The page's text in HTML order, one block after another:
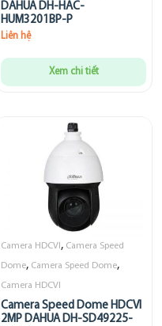
DAHUA DH-HAC-
HUM3201BP-P
Liên hệ
Xem chi tiết
Camera HDCVI , Camera Speed
Dome, Camera Speed Dome,
Camera HDCVI
Camera Speed Dome HDCVI
2MP DAHUA DH-SD49225-